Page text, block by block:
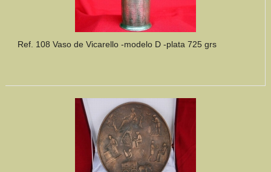
Ref. 108 Vaso de Vicarello -modelo D -plata 725 grs